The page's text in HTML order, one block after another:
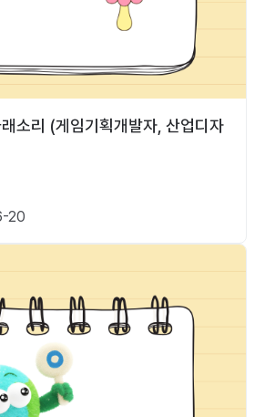
소리 (게임기획개발자, 산업디자
20